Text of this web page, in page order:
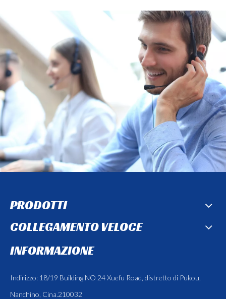
PRODOTTI
COLLEGAMENTO VELOCE
INFORMAZIONE
Indirizzo: 18/19 Building NO 24 Xuefu Road, distretto di Pukou,
Nanchino, Cina.210032